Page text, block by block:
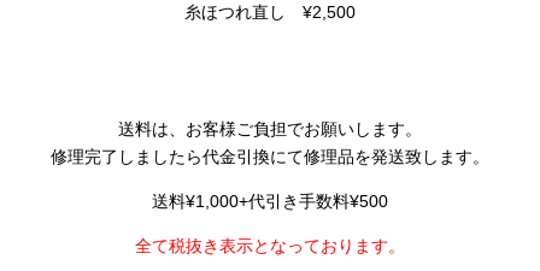
糸ほつれ直し ¥2,500
送料は、お客様ご負担でお願いします。
修理完了しましたら代金引換にて修理品を発送致します。
送料¥1,000+代引き手数料¥500
全て税抜き表示となっております。